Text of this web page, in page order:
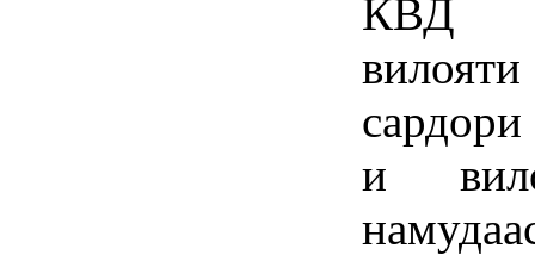
КВД
и